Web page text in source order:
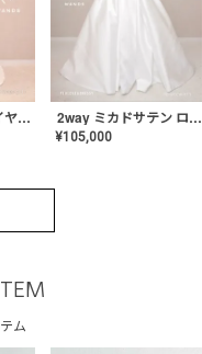
3way チュールレイヤーオフショルダー スレンダードレス〈PD-WDOR-2111〉 2way ミカドサテン ロールカラードレス〈PD-WDOR-511〉
¥105,000
ム